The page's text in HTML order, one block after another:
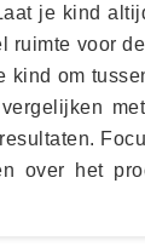
je kind
ruimte voor
om
over het